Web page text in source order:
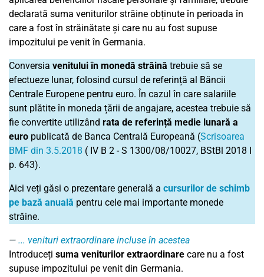
declarată suma veniturilor străine obținute în perioada în
care a fost în străinătate și care nu au fost supuse
impozitului pe venit în Germania.
Conversia venitului în monedă străină trebuie să se
efectueze lunar, folosind cursul de referință al Băncii
Centrale Europene pentru euro. În cazul în care salariile
sunt plătite în moneda țării de angajare, acestea trebuie să
fie convertite utilizând rata de referință medie lunară a
euro publicată de Banca Centrală Europeană (Scrisoarea
BMF din 3.5.2018 ( IV B 2 - S 1300/08/10027, BStBl 2018 I
p. 643).
Aici veți găsi o prezentare generală a cursurilor de schimb
pe bază anuală pentru cele mai importante monede
străine.
... venituri extraordinare incluse în acestea
Introduceți suma veniturilor extraordinare care nu a fost
supuse impozitului pe venit din Germania.